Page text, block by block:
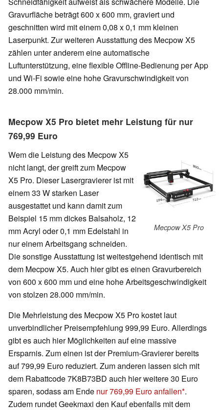
Gravurfläche beträgt 600 x 600 mm, graviert und
geschnitten wird mit einem 0,08 x 0,1 mm kleinen
Laserpunkt. Zur weiteren Ausstattung des Mecpow X5
zählen unter anderem eine automatische
Luftunterstützung, eine flexible Offline-Bedienung per App
und Wi-Fi sowie eine hohe Gravurschwindigkeit von
28.000 mm/min.
Mecpow X5 Pro bietet mehr Leistung für nur
769,99 Euro
Mecpow X5 Pro
Wem die Leistung des Mecpow X5
nicht langt, der greift zum Mecpow
X5 Pro. Dieser Lasergravierer ist mit
einem 33 W starken Laser
ausgestattet und kann damit zum
Beispiel 15 mm dickes Balsaholz, 12
mm Acryl oder 0,1 mm Edelstahl in
nur einem Arbeitsgang schneiden.
Die sonstige Ausstattung ist weitestgehend identisch mit
dem Mecpow X5. Auch hier gibt es einen Gravurbereich
von 600 x 600 mm und eine hohe Arbeitsgeschwindigkeit
von stolzen 28.000 mm/min.
Die Mehrleistung des Mecpow X5 Pro kostet laut
unverbindlicher Preisempfehlung 999,99 Euro. Allerdings
gibt es auch hier Möglichkeiten auf eine massive
Ersparnis. Zum einen ist der Premium-Gravierer bereits
auf 799,99 Euro reduziert. Zum anderen lassen sich mit
dem Rabattcode 7K8B73BD auch hier weitere 30 Euro
sparen, sodass am Ende nur 769,99 Euro anfallen .
Zudem rundet Geekmaxi den Kauf ebenfalls mit dem